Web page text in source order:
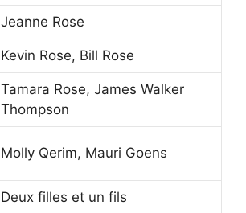
Jeanne Rose
Kevin Rose, Bill Rose
Tamara Rose, James Walker
Thompson
Molly Qerim, Mauri Goens
Deux filles et un fils